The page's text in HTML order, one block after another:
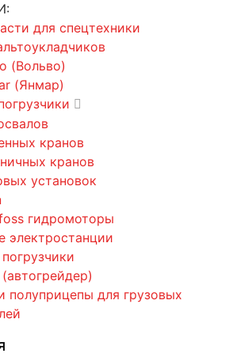
для спецтехники
(Вольво)
(Янмар)
кранов
кранов
установок
гидромоторы
электростанции
полуприцепы для грузовых